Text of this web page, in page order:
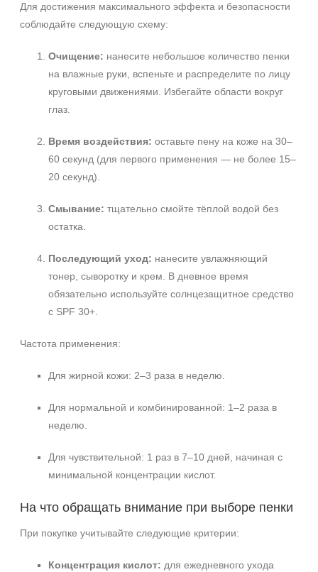
Для достижения максимального эффекта и безопасности
соблюдайте следующую схему:
Очищение: нанесите небольшое количество пенки
на влажные руки, вспеньте и распределите по лицу
круговыми движениями. Избегайте области вокруг
глаз.
Время воздействия: оставьте пену на коже на 30–
60 секунд (для первого применения — не более 15–
20 секунд).
Смывание: тщательно смойте тёплой водой без
остатка.
Последующий уход: нанесите увлажняющий
тонер, сыворотку и крем. В дневное время
обязательно используйте солнцезащитное средство
с SPF 30+.
Частота применения:
Для жирной кожи: 2–3 раза в неделю.
Для нормальной и комбинированной: 1–2 раза в
неделю.
Для чувствительной: 1 раз в 7–10 дней, начиная с
минимальной концентрации кислот.
На что обращать внимание при выборе пенки
При покупке учитывайте следующие критерии:
Концентрация кислот: для ежедневного ухода